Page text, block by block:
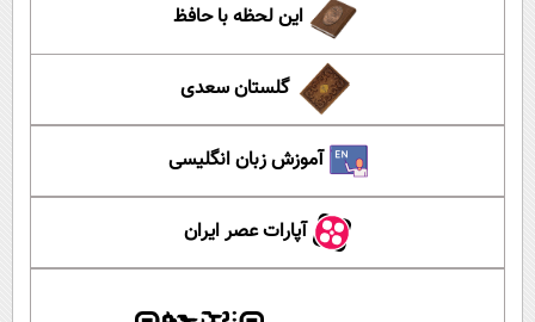
این لحظه با حافظ
گلستان سعدی
آموزش زبان انگلیسی
آپارات عصر ایران